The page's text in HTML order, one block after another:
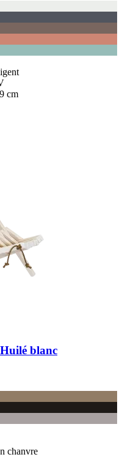
cm
blanc
chanvre